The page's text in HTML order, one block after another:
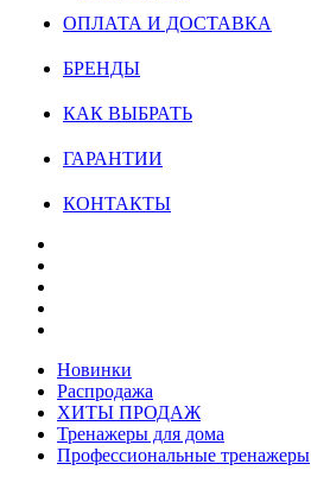
ОПЛАТА И ДОСТАВКА
БРЕНДЫ
КАК ВЫБРАТЬ
ГАРАНТИИ
КОНТАКТЫ
Новинки
Распродажа
ХИТЫ ПРОДАЖ
Тренажеры для дома
Профессиональные тренажеры